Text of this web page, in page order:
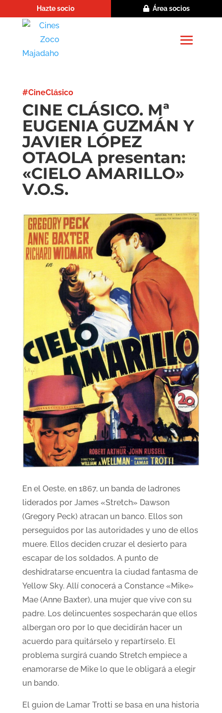
Hazte socio Área socios
#CineClásico
CINE CLÁSICO. Mª
EUGENIA GUZMÁN Y
JAVIER LÓPEZ
OTAOLA presentan:
«CIELO AMARILLO»
V.O.S.
En el Oeste, en 1867, un banda de ladrones
liderados por James «Stretch» Dawson
(Gregory Peck) atracan un banco. Ellos son
perseguidos por las autoridades y uno de ellos
muere. Ellos deciden cruzar el desierto para
escapar de los soldados. A punto de
deshidratarse encuentra la ciudad fantasma de
Yellow Sky. Allí conocerá a Constance «Mike»
Mae (Anne Baxter), una mujer que vive con su
padre. Los delincuentes sospecharán que ellos
albergan oro por lo que decidirán hacer un
acuerdo para quitárselo y repartírselo. El
problema surgirá cuando Stretch empiece a
enamorarse de Mike lo que le obligará a elegir
un bando.
El guion de Lamar Trotti se basa en una historia